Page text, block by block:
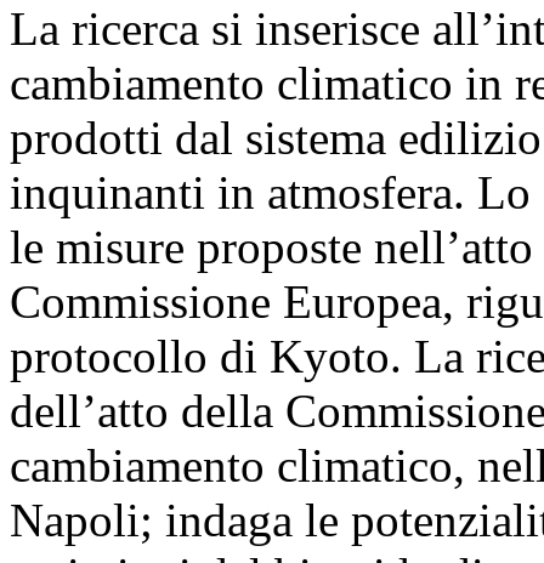
La ricerca si inserisce
cambiamento climatico in
prodotti dal sistema
inquinanti in atmosfera. Lo
le misure proposte
Commissione Europea,
protocollo di Kyoto. La
dell’atto della
cambiamento climatico,
Napoli; indaga le